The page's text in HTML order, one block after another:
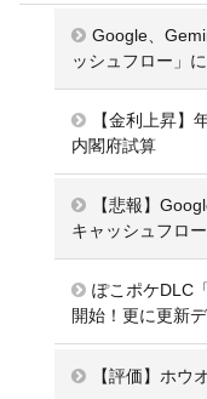
Google、
ッシュフロー」
【金利上昇
内閣府試算
【悲報】
キャッシュフロ
ぽこポケDLC
開始！更に更新
【評価】ホウ